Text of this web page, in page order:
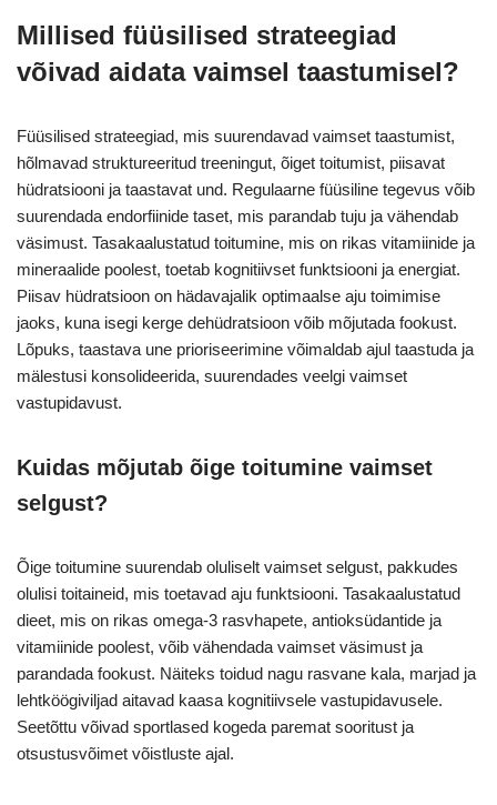
Millised füüsilised strateegiad
võivad aidata vaimsel taastumisel?
Füüsilised strateegiad, mis suurendavad vaimset taastumist,
hõlmavad struktureeritud treeningut, õiget toitumist, piisavat
hüdratsiooni ja taastavat und. Regulaarne füüsiline tegevus võib
suurendada endorfiinide taset, mis parandab tuju ja vähendab
väsimust. Tasakaalustatud toitumine, mis on rikas vitamiinide ja
mineraalide poolest, toetab kognitiivset funktsiooni ja energiat.
Piisav hüdratsioon on hädavajalik optimaalse aju toimimise
jaoks, kuna isegi kerge dehüdratsioon võib mõjutada fookust.
Lõpuks, taastava une prioriseerimine võimaldab ajul taastuda ja
mälestusi konsolideerida, suurendades veelgi vaimset
vastupidavust.
Kuidas mõjutab õige toitumine vaimset
selgust?
Õige toitumine suurendab oluliselt vaimset selgust, pakkudes
olulisi toitaineid, mis toetavad aju funktsiooni. Tasakaalustatud
dieet, mis on rikas omega-3 rasvhapete, antioksüdantide ja
vitamiinide poolest, võib vähendada vaimset väsimust ja
parandada fookust. Näiteks toidud nagu rasvane kala, marjad ja
lehtköögiviljad aitavad kaasa kognitiivsele vastupidavusele.
Seetõttu võivad sportlased kogeda paremat sooritust ja
otsustusvõimet võistluste ajal.